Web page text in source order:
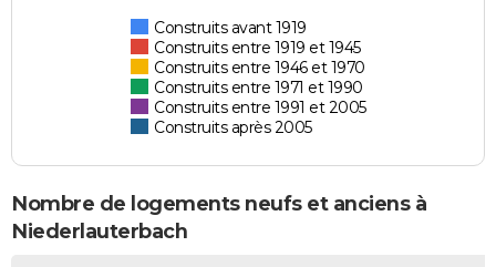
Construits avant 1919
Construits entre 1919 et 1945
Construits entre 1946 et 1970
Construits entre 1971 et 1990
Construits entre 1991 et 2005
Construits après 2005
Nombre de logements neufs et anciens à
Niederlauterbach